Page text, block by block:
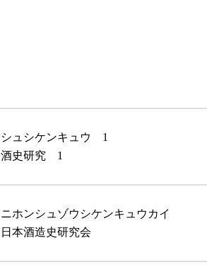
シュシケンキュウ 1
酒史研究 1
ニホンシュゾウシケンキュウカイ
日本酒造史研究会